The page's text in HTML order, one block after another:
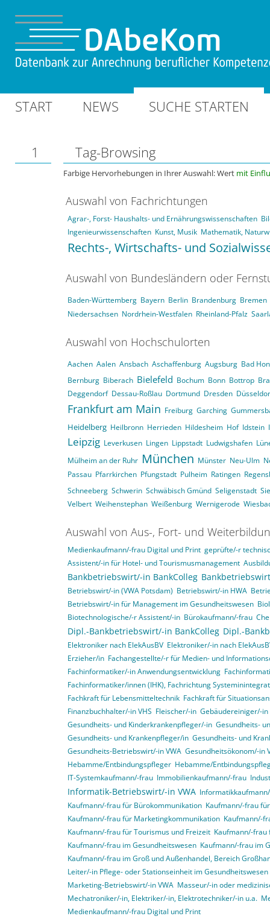
START NEWS SUCHE STARTEN
1 Tag-Browsing
Farbige Hervorhebungen in Ihrer Auswahl: Wert mit
Auswahl von Fachrichtungen
Agrar-, Forst- Haushalts- und Ernährungswissenschaften
Ingenieurwissenschaften Kunst, Musik Mathematik,
Rechts-, Wirtschafts- und
Auswahl von Bundesländern oder
Baden-Württemberg Bayern Berlin Brandenburg Bremen
Niedersachsen Nordrhein-Westfalen Rheinland-Pfalz
Auswahl von Hochschulorten
Aachen Aalen Ansbach Aschaffenburg Augsburg Bad
Bernburg Biberach Bielefeld Bochum Bonn Bottrop
Deggendorf Dessau-Roßlau Dortmund Dresden
Frankfurt am Main Freiburg Garching
Heidelberg Heilbronn Herrieden Hildesheim Hof Idstein
Leipzig Leverkusen Lingen Lippstadt Ludwigshafen
Mülheim an der Ruhr München Münster Neu-Ulm
Passau Pfarrkirchen Pfungstadt Pulheim Ratingen
Schneeberg Schwerin Schwäbisch Gmünd Seligenstadt
Velbert Weihenstephan Weißenburg Wernigerode
Auswahl von Aus-, Fort- und
Medienkaufmann/-frau Digital und Print geprüfte/-r
Assistent/-in für Hotel- und Tourismusmanagement
Bankbetriebswirt/-in BankColleg
Betriebswirt/-in (VWA Potsdam) Betriebswirt/-in HWA
Betriebswirt/-in für Management im Gesundheitswesen
Biotechnologische/-r Assistent/-in Bürokaufmann/-frau
Dipl.-Bankbetriebswirt/-in BankColleg Dipl.-
Elektroniker nach ElekAusBV Elektroniker/-in nach
Erzieher/in Fachangestellte/-r für Medien- und
Fachinformatiker/-in Anwendungsentwicklung
Fachinformatiker/innen (IHK), Fachrichtung
Fachkraft für Lebensmitteltechnik Fachkraft für
Finanzbuchhalter/-in VHS Fleischer/-in Gebäudereiniger/-in
Gesundheits- und Kinderkrankenpfleger/-in Gesundheits-
Gesundheits- und Krankenpfleger/in Gesundheits- und
Gesundheits-Betriebswirt/-in VWA Gesundheitsökonom/-in
Hebamme/Entbindungspfleger Hebamme/
IT-Systemkaufmann/-frau Immobilienkaufmann/-frau
Informatik-Betriebswirt/-in VWA
Kaufmann/-frau für Bürokommunikation Kaufmann/-frau
Kaufmann/-frau für Marketingkommunikation Kaufmann/-
Kaufmann/-frau für Tourismus und Freizeit Kaufmann/-frau
Kaufmann/-frau im Gesundheitswesen Kaufmann/-frau im
Kaufmann/-frau im Groß und Außenhandel, Bereich
Leiter/-in Pflege- oder Stationseinheit im Gesundheitswesen
Marketing-Betriebswirt/-in VWA Masseur/-in oder
Mechatroniker/-in, Elektriker/-in, Elektrotechniker/-in u.a.
Medienkaufmann/-frau Digital und Print